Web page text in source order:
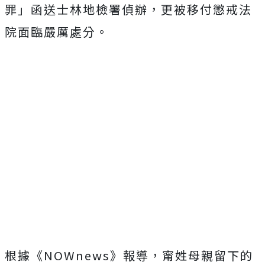
罪」函送士林地檢署偵辦，更被移付懲戒法
院面臨嚴厲處分。
根據《NOWnews》報導，甯姓母親留下的